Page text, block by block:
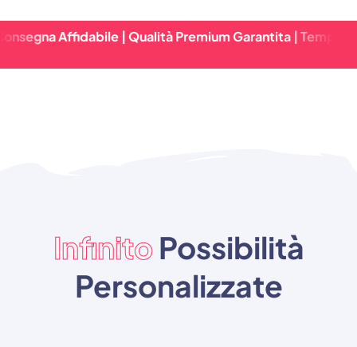
| Qualità Premium Garantita | Tempi Di
InfinitoPossibilità
Personalizzate